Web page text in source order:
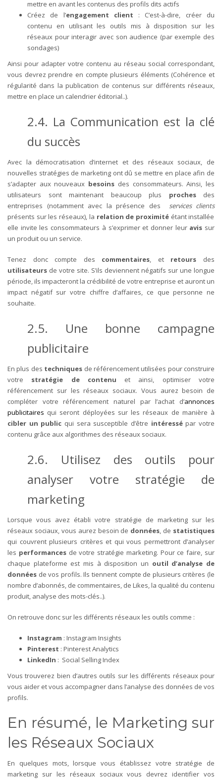
mettre en avant les contenus des profils dits actifs
Créez de l’engagement client : C’est-à-dire, créer du
contenu en utilisant les outils mis à disposition sur les
réseaux pour interagir avec son audience (par exemple des
sondages)
Ainsi pour adapter votre contenu au réseau social correspondant,
vous devrez prendre en compte plusieurs éléments (Cohérence et
régularité dans la publication de contenus sur différents réseaux,
mettre en place un calendrier éditorial..).
2.4. La Communication est la clé
du succès
Avec la démocratisation d’internet et des réseaux sociaux, de
nouvelles stratégies de marketing ont dû se mettre en place afin de
s’adapter aux nouveaux besoins des consommateurs.Ainsi, les
utilisateurs sont maintenant beaucoup plus proches des
entreprises (notamment avec la présence des
services clients
présents sur les réseaux), la relation de proximité étant installée
elle invite les consommateurs à s’exprimer et donner leur avis sur
un produit ou un service.
Tenez donc compte des commentaires , et retours des
utilisateurs de votre site. S’ils deviennent négatifs sur une longue
période, ils impacteront la crédibilité de votre entreprise et auront un
impact négatif sur votre chiffre d’affaires, ce que personne ne
souhaite.
2.5. Une bonne campagne
publicitaire
En plus des techniques de référencement utilisées pour construire
votre stratégie de contenu et ainsi, optimiser votre
référencement sur les réseaux sociaux. Vous aurez besoin de
compléter votre référencement naturel par l’achat d’annonces
publicitaires qui seront déployées sur les réseaux de manière à
cibler un public qui sera susceptible d’être intéressépar votre
contenu grâce aux algorithmes des réseaux sociaux.
2.6. Utilisez des outils pour
analyser votre stratégie de
marketing
Lorsque vous avez établi votre stratégie de marketing sur les
réseaux sociaux, vous aurez besoin de données , de statistiques
qui couvrent plusieurs critères et qui vous permettront d’analyser
les performances de votre stratégie marketing. Pour ce faire, sur
chaque plateforme est mis à disposition un outil d’analyse de
données de vos profils. Ils tiennent compte de plusieurs critères (le
nombre d’abonnés, de commentaires, de Likes, la qualité du contenu
produit, analyse des mots-clés..).
On retrouve donc sur les différents réseaux les outils comme :
Instagram : Instagram Insights
Pinterest : Pinterest Analytics
LinkedIn : Social Selling Index
Vous trouverez bien d’autres outils sur les différents réseaux pour
vous aider et vous accompagner dans l’analyse des données de vos
profils.
En résumé, le Marketing sur
les Réseaux Sociaux
En quelques mots, lorsque vous établissez votre stratégie de
marketing sur les réseaux sociaux vous devrez identifier vos